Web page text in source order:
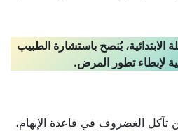
يُنصح باستشارة الطبيب
لإبطاء تطور المرض.
تآكل الغضروف في قاعدة الإبهام،